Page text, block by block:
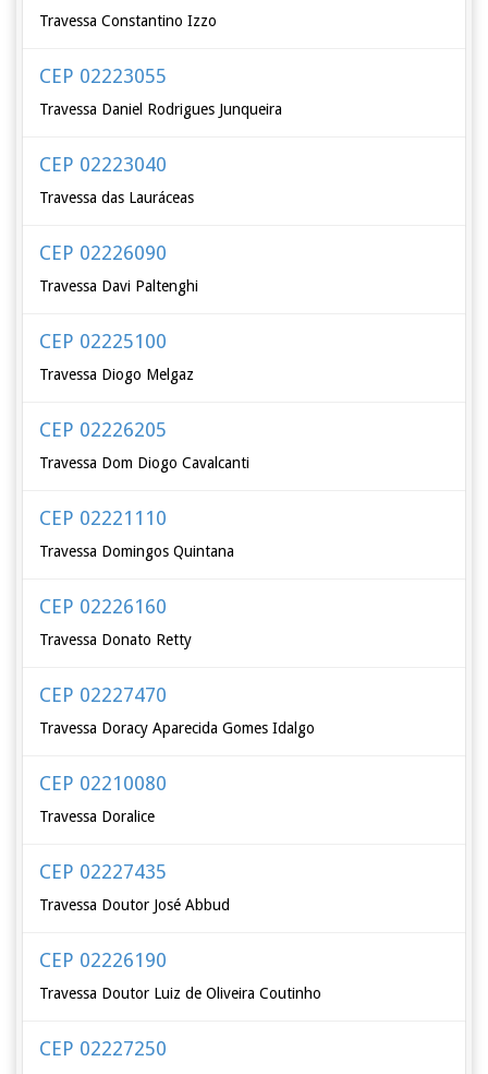
Travessa Constantino Izzo
CEP 02223055
Travessa Daniel Rodrigues Junqueira
CEP 02223040
Travessa das Lauráceas
CEP 02226090
Travessa Davi Paltenghi
CEP 02225100
Travessa Diogo Melgaz
CEP 02226205
Travessa Dom Diogo Cavalcanti
CEP 02221110
Travessa Domingos Quintana
CEP 02226160
Travessa Donato Retty
CEP 02227470
Travessa Doracy Aparecida Gomes Idalgo
CEP 02210080
Travessa Doralice
CEP 02227435
Travessa Doutor José Abbud
CEP 02226190
Travessa Doutor Luiz de Oliveira Coutinho
CEP 02227250